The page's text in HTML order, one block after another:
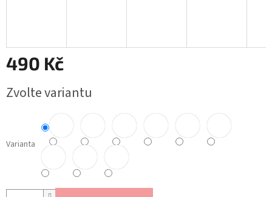
490 Kč
cena:
Zvolte variantu
Varianta